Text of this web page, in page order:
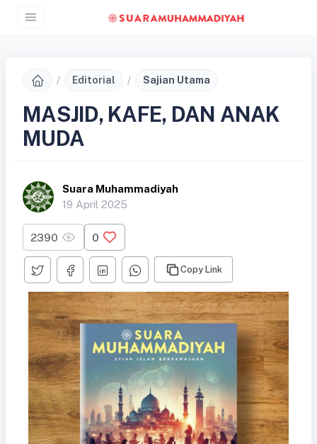
Editorial Sajian Utama
MASJID, KAFE, DAN ANAK
MUDA
Suara Muhammadiyah
19 April 2025
2390 0
Copy Link